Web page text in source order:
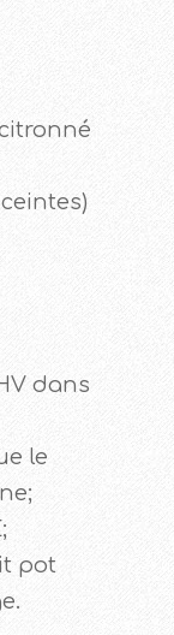
dans
le
pot